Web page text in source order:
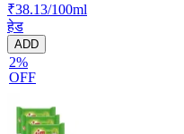
₹38.13/100ml
हेड
ADD
2%
OFF